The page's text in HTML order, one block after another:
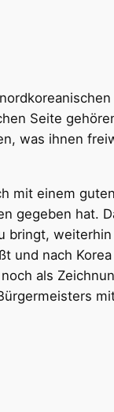
Seite
was ihnen
mit einem
gegeben hat.
bringt,
und nach
als